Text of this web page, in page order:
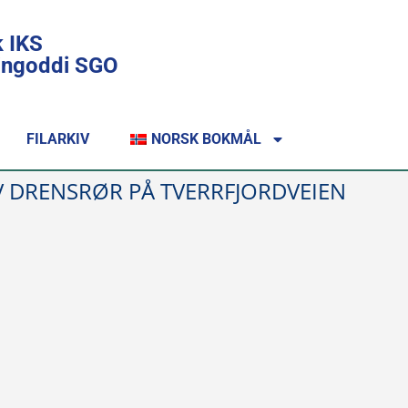
IKS
SGO
FILARKIV NORSK BOKMÅL
PÅ TVERRFJORDVEIEN